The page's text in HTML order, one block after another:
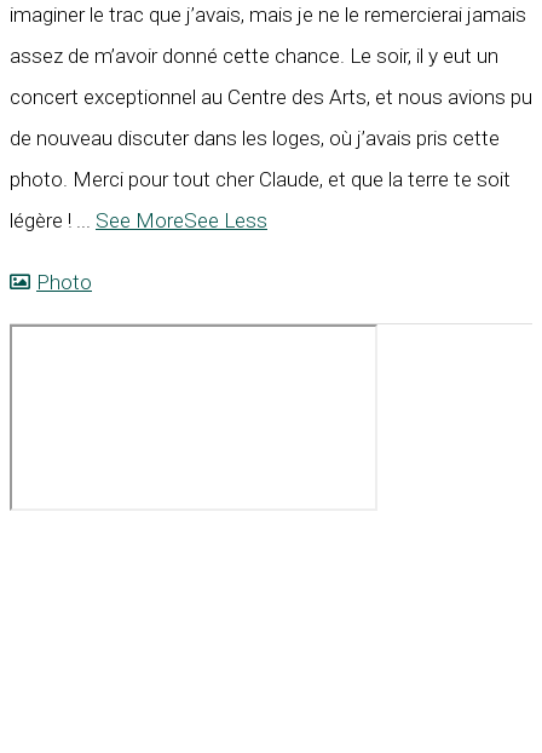
imaginer le trac que j’avais, mais je ne le remercierai jamais
assez de m’avoir donné cette chance. Le soir, il y eut un
concert exceptionnel au Centre des Arts, et nous avions pu
de nouveau discuter dans les loges, où j’avais pris cette
photo. Merci pour tout cher Claude, et que la terre te soit
légère !
See MoreSee Less
Photo